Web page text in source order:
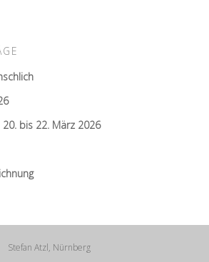
bis 22. März 2026
Stefan Atzl, Nürnberg